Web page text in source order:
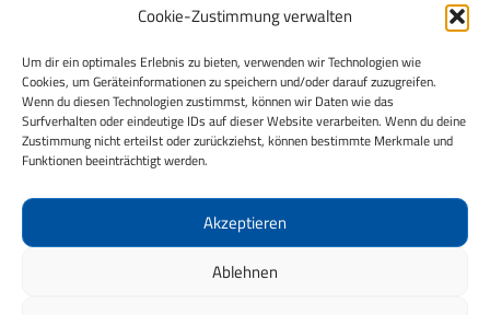
Cookie-Zustimmung verwalten
Um dir ein optimales Erlebnis zu bieten, verwenden wir Technologien wie
Cookies, um Geräteinformationen zu speichern und/oder darauf zuzugreifen.
Wenn du diesen Technologien zustimmst, können wir Daten wie das
Surfverhalten oder eindeutige IDs auf dieser Website verarbeiten. Wenn du deine
Zustimmung nicht erteilst oder zurückziehst, können bestimmte Merkmale und
Funktionen beeinträchtigt werden.
Akzeptieren
Ablehnen
effektive Strategien derFirmenrecherche
undGehaltsverhandlungkennen. Oder
auch, wie duOnline-JobbörsenundSocial
Mediabestmöglich für deine Jobsuche
nutzt. Wir, AMS und AK Niederösterreich,
bieten dir wertvolle Tipps dazu.
Starte jetzt durch und sichere dir deinen
Vorsprung im Bewerbungsprozess!